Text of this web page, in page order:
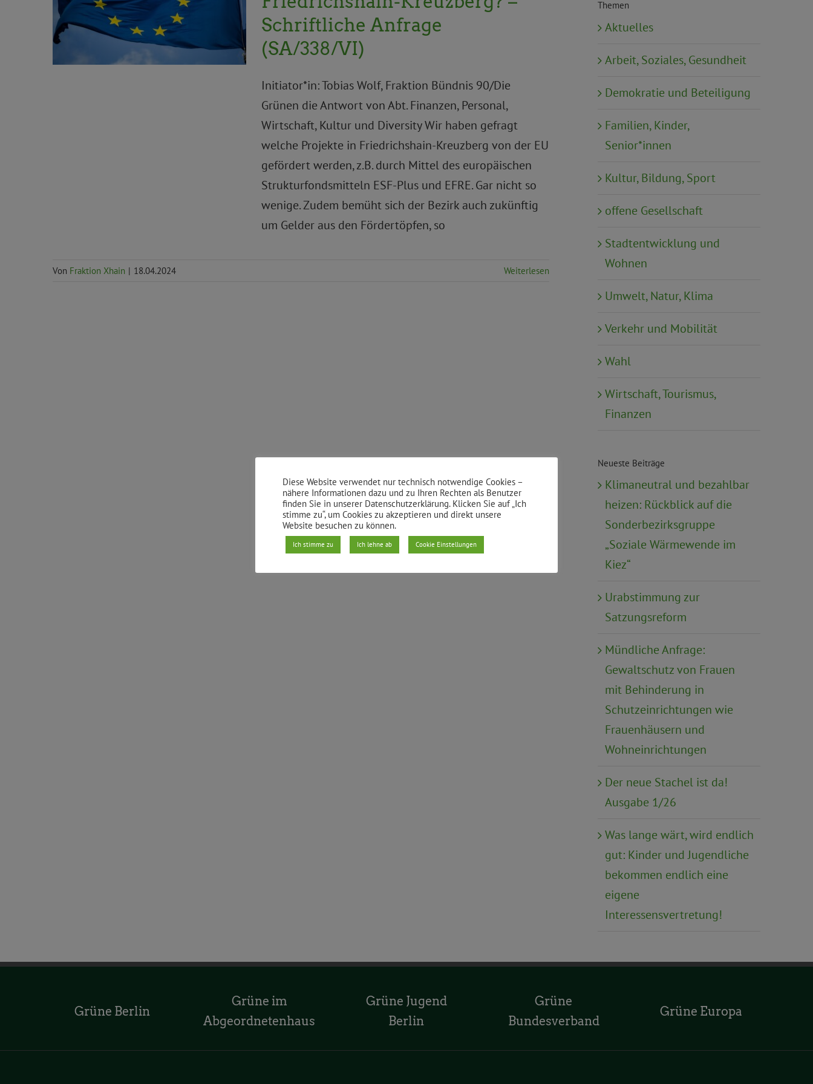
Soziales, Gesundheit
BVV
BVV Aktuelles
Europawahl Haushalt Wirtschaft,
Finanzen und Verwaltung
Schriftliche Anfrage
(SA/338/VI)
Initiator*in: Tobias Wolf, Fraktion Bündnis 90/Die
Grünen die Antwort von Abt. Finanzen, Personal,
Wirtschaft, Kultur und Diversity Wir haben gefragt
welche Projekte in Friedrichshain-Kreuzberg von der EU
gefördert werden, z.B. durch Mittel des europäischen
Strukturfondsmitteln ESF-Plus und EFRE. Gar nicht so
wenige. Zudem bemüht sich der Bezirk auch zukünftig
um Gelder aus den Fördertöpfen, so
Von Fraktion Xhain | 18.04.2024 Weiterlesen
Themen
Aktuelles
Arbeit, Soziales, Gesundheit
Demokratie und Beteiligung
Familien, Kinder,
Senior*innen
Kultur, Bildung, Sport
offene Gesellschaft
Stadtentwicklung und
Wohnen
Umwelt, Natur, Klima
Verkehr und Mobilität
Wahl
Wirtschaft, Tourismus,
Finanzen
Neueste Beiträge
Klimaneutral und bezahlbar
heizen: Rückblick auf die
Sonderbezirksgruppe
„Soziale Wärmewende im
Kiez“
Urabstimmung zur
Satzungsreform
Mündliche Anfrage:
Gewaltschutz von Frauen
mit Behinderung in
Schutzeinrichtungen wie
Frauenhäusern und
Wohneinrichtungen
Der neue Stachel ist da!
Ausgabe 1/26
Was lange wärt, wird endlich
gut: Kinder und Jugendliche
bekommen endlich eine
eigene
Interessensvertretung!
Grüne Berlin
Grüne im
Abgeordnetenhaus
Grüne Jugend
Berlin
Grüne
Bundesverband
Grüne Europa
Diese Website verwendet nur technisch notwendige Cookies –
nähere Informationen dazu und zu Ihren Rechten als Benutzer
finden Sie in unserer Datenschutzerklärung. Klicken Sie auf „Ich
stimme zu“, um Cookies zu akzeptieren und direkt unsere
Website besuchen zu können.
Ich stimme zu Ich lehne ab Cookie Einstellungen